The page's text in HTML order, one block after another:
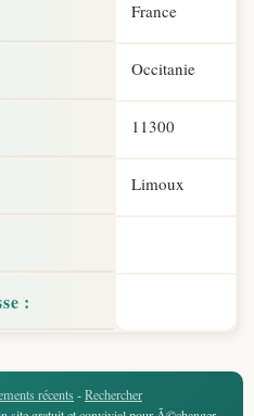
France
Occitanie
11300
Limoux
:
récents-Rechercher